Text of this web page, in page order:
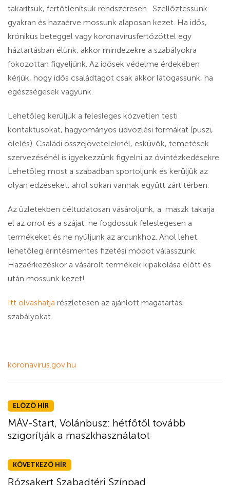
takarítsuk, fertőtlenítsük rendszeresen. Szellőztessünk
gyakran és hazaérve mossunk alaposan kezet. Ha idős,
krónikus beteggel vagy koronavírusfertőzöttel egy
háztartásban élünk, akkor mindezekre a szabályokra
fokozottan figyeljünk. Az idősek védelme érdekében
kérjük, hogy idős családtagot csak akkor látogassunk, ha
egészségesek vagyunk.
Lehetőleg kerüljük a felesleges közvetlen testi
kontaktusokat, hagyományos üdvözlési formákat (puszi,
ölelés). Családi összejöveteleknél, esküvők, temetések
szervezésénél is igyekezzünk figyelni az óvintézkedésekre.
Lehetőleg most a szabadban sportoljunk és kerüljük az
olyan edzéseket, ahol sokan vannak együtt zárt térben.
Az üzletekben céltudatosan vásároljunk, a maszk takarja
el az orrot és a szájat, ne fogdossuk feleslegesen a
termékeket és ne nyúljunk az arcunkhoz. Ahol lehet,
lehetőleg érintésmentes fizetési módot válasszunk.
Hazaérkezéskor a vásárolt termékek kipakolása előtt és
után mossunk kezet!
Itt olvashatja részletesen az ajánlott magatartási
szabályokat.
koronavirus.gov.hu
ELŐZŐ HÍR
MÁV-Start, Volánbusz: hétfőtől tovább
szigorítják a maszkhasználatot
KÖVETKEZŐ HÍR
Rózsakert Szabadtéri Színpad